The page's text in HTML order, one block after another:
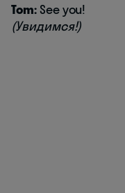
Tom:See you!
(Увидимся!)